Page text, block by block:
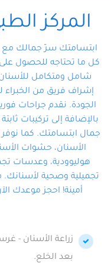
المركز
ابتسامتك سرّ جمالك مع
كل ما تحتاجه للحصول
شامل ومتكامل
إشراف فريق من الخبراء
الجودة. نقدم جراحات
بالإضافة إلى تركيبات
جمال ابتسامتك. كما
الأسنان، حشوات
هوليوودية، وعدسات
تجميلية وصحية
أمينة! احجز موعدك
زراعة الأسنان -
بعد الخلع.